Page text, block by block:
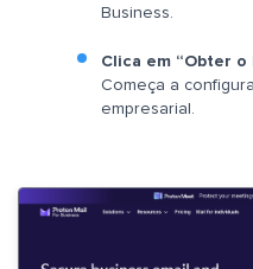
Business.
Clica em “Obter o
Começa a
empresarial.